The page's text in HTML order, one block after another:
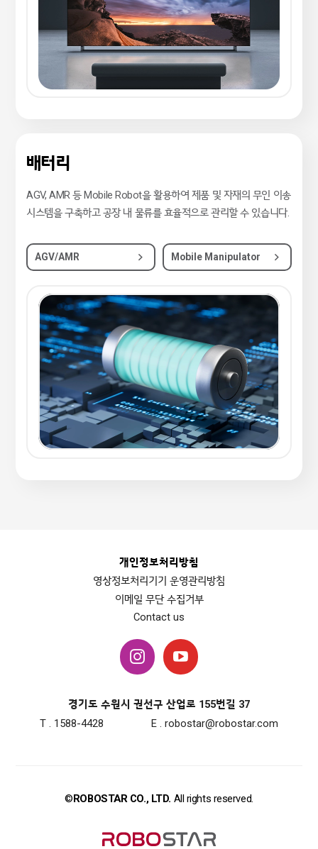
배터리
AGV, AMR 등 Mobile Robot을 활용하여 제품 및 자재의 무인 이송
시스템을 구축하고 공장 내 물류를 효율적으로 관리할 수 있습니다.
AGV/AMR Mobile Manipulator
개인정보처리방침
영상정보처리기기 운영관리방침
이메일 무단 수집거부
Contact us
경기도 수원시 권선구 산업로 155번길 37
T . 1588-4428
E . robostar@robostar.com
©ROBOSTAR CO., LTD. All rights reserved.